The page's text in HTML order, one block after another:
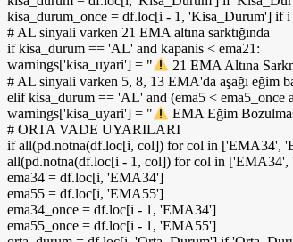
kisa_durum_once = df.loc[i - 1 , 'Kisa_Durum'] ifi
# AL sinyali varken 21 EMA altına sarktığında
ifkisa_durum == 'AL' and kapanis < ema21:
warnings['kisa_uyari'] = "
21 EMA Altına
# AL sinyali varken 5, 8, 13 EMA'da aşağı eğim
elifkisa_durum == 'AL' and (ema5 < ema5_once
warnings['kisa_uyari'] = "
EMA Eğim
# ORTA VADE UYARILARI
if all(pd.notna(df.loc[i, col]) forcol in ['EMA34',
all(pd.notna(df.loc[i - 1 , col]) forcol in ['EMA34',
ema34 = df.loc[i, 'EMA34']
ema55 = df.loc[i, 'EMA55']
ema34_once = df.loc[i - 1 , 'EMA34']
ema55_once = df.loc[i - 1 , 'EMA55']